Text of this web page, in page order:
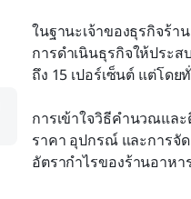
ในฐานะเจ้าของธุรกิจร้
การดำเนินธุรกิจให้ประส
ถึง 15 เปอร์เซ็นต์ แต่โดย
การเข้าใจวิธีคำนวณแล
ราคา อุปกรณ์ และการจั
อัตรากำไรของร้านอาห